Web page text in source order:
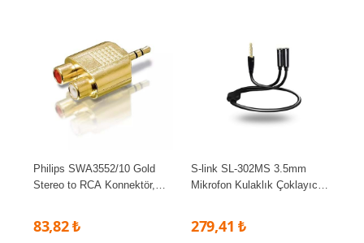
Philips SWA3552/10 Gold
Stereo to RCA Konnektör,
83,82 ₺
S-link SL-302MS 3.5mm
Mikrofon Kulaklık Çoklayıcı
279,41 ₺